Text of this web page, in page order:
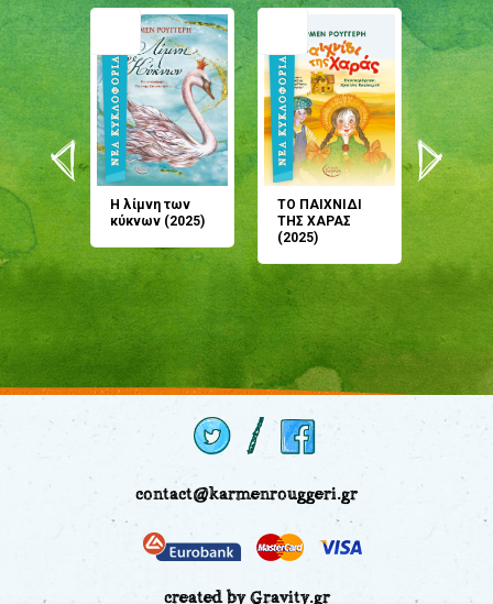
Η λίμνη των
κύκνων (2025)
ΤΟ ΠΑΙΧΝΙΔΙ
ΤΗΣ ΧΑΡΑΣ
(2025)
μου;
(2024)
contact@karmenrouggeri.gr
created by Gravity.gr